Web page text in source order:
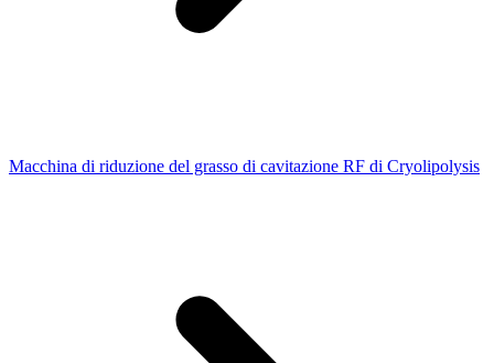
Macchina di riduzione del grasso di cavitazione RF di Cryolipolysis